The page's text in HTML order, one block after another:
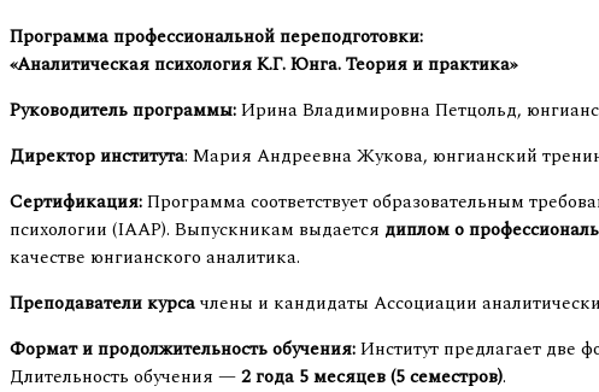
Программа профессиональной переподготовки:
«Аналитическая психология К.Г. Юнга. Теория и практика»
Руководитель программы:Ирина Владимировна Петцольд,
Директор института: Мария Андреевна Жукова, юнгианский
Сертификация:Программа соответствует образовательным
психологии (IAAP). Выпускникам выдается диплом о
качестве юнгианского аналитика.
Преподаватели курсачлены и кандидаты Ассоциации
Формат и продолжительность обучения:Институт предлагает две
Длительность обучения —2 года 5 месяцев (5 семестров).